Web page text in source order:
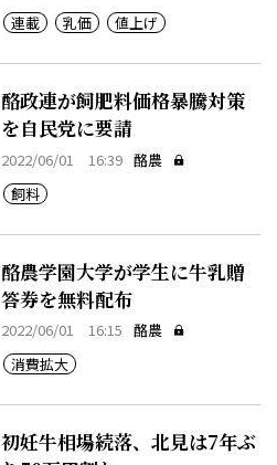
連載
乳価 値上げ
酪政連が飼肥料価格暴騰対策
を自民党に要請
2022/06/01 16:39 酪農
飼料
酪農学園大学が学生に牛乳贈
答券を無料配布
2022/06/01 16:15 酪農
消費拡大
初妊牛相場続落、北見は7年ぶ